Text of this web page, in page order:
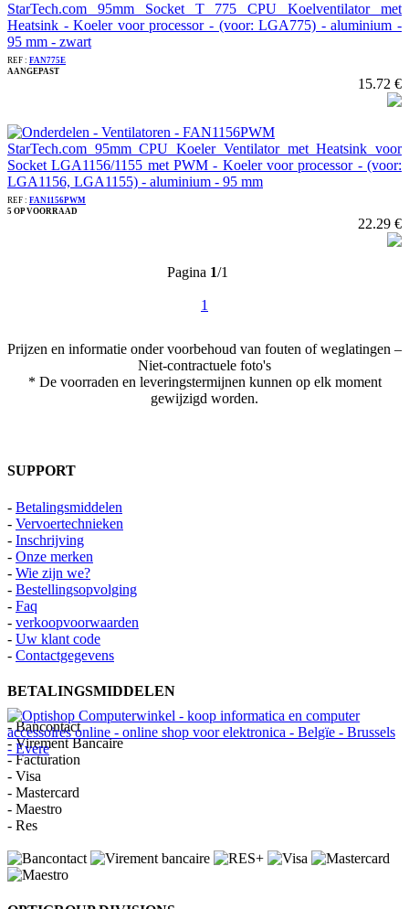
StarTech.com 95mm Socket T 775 CPU Koelventilator met
Heatsink - Koeler voor processor - (voor: LGA775) - aluminium -
95 mm - zwart
REF : FAN775E
AANGEPAST
15.72 €
StarTech.com 95mm CPU Koeler Ventilator met Heatsink voor
Socket LGA1156/1155 met PWM - Koeler voor processor - (voor:
LGA1156, LGA1155) - aluminium - 95 mm
REF : FAN1156PWM
5 OP VOORRAAD
22.29 €
Pagina 1/1
1
Prijzen en informatie onder voorbehoud van fouten of weglatingen –
Niet-contractuele foto's
* De voorraden en leveringstermijnen kunnen op elk moment
gewijzigd worden.
SUPPORT
- Betalingsmiddelen
- Vervoertechnieken
- Inschrijving
- Onze merken
- Wie zijn we?
- Bestellingsopvolging
- Faq
- verkoopvoorwaarden
- Uw klant code
- Contactgegevens
BETALINGSMIDDELEN
- Bancontact
- Virement Bancaire
- Facturation
- Visa
- Mastercard
- Maestro
- Res